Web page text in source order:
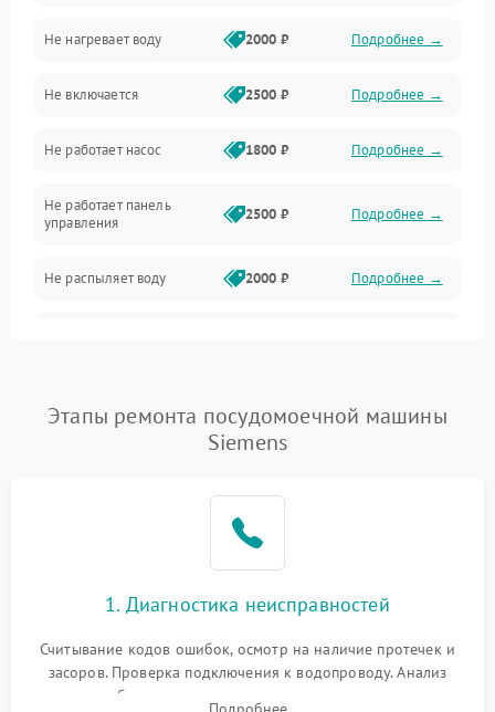
Датчики
Нагрев
Вода
Гигиена
Программное обеспечение
Не нагревает воду 2000 ₽ Подробнее →
Не включается 2500 ₽ Подробнее →
Не работает насос 1800 ₽ Подробнее →
Не работает панель
управления
2500 ₽ Подробнее →
Не распыляет воду 2000 ₽ Подробнее →
Проблемы с набором
воды
1800 ₽ Подробнее →
1700 ₽
циркуляционным насосом
2100 ₽ Подробнее →
Этапы ремонта посудомоечной машины
Siemens
1. Диагностика неисправностей
Считывание кодов ошибок, осмотр на наличие протечек и
засоров. Проверка подключения к водопроводу. Анализ
жалоб на отсутствие слива, нагрева, вращения